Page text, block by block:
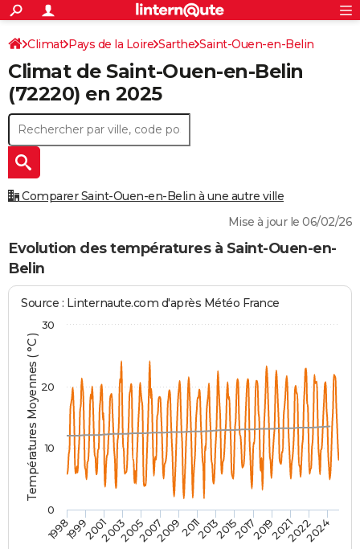
ACTUALITÉS
Politique
Société
Faits Divers
Education
Monde
Villes
+
SPORT
Coupe du monde 2026
Football
Tennis
Cyclisme
Rugby
Forum
Programme TV
TNT
Streaming
Cinéma
Sorties cinéma
Musique
+
FINANCE
Retraite
Impôts
Epargne
Immobilier
Risques naturels par ville
Banque
Assurance
Crédit
AUTO
Essais
Réserver un essai
Citadines
Berlines
SUV
Forum auto
+
HIGH-TECH
Forum
Aménagement intérieur
Extérieur
Cuisine
Salle de bains
Jardinage
Rangement
+WEEK-END
Guides de France
Escapades
Patrimoine
Expositions
Musées
Week-end nature
+
Art de vivre
Bien-être
Loisirs
Mode
Modes de vie
Alimentation
Guide de la santé
Maladies
Médicaments
Sommeil
VOYAGE
Destinations
City break
Voyage nature
Voyage de noces
Forum
Climat
PHOTO
GUIDES D'ACHAT
BONS PLANS
CARTE DE VOEUX
Carte de Noël
Carte Bonne année
Carte Saint-Valentin
Carte Pâques
Carte d'anniversaire
DICTIONNAIRE
Dictionnaire
Biographies
Citations
Expressions
Proverbes
PROGRAMME TV
Rechercher
S'inscrire
Connexion
Climat Pays de la Loire Sarthe Saint-Ouen-en-Belin
Climat de Saint-Ouen-en-Belin
(72220) en 2025
Comparer Saint-Ouen-en-Belin à une autre ville
Mise à jour le 06/02/26
Evolution des températures à Saint-Ouen-en-
Belin
Températures Moyennes ( °C )
Source : Linternaute.com d'après Météo France
199819992001200320052007200920112013201520172019202120222024
0
10
20
30